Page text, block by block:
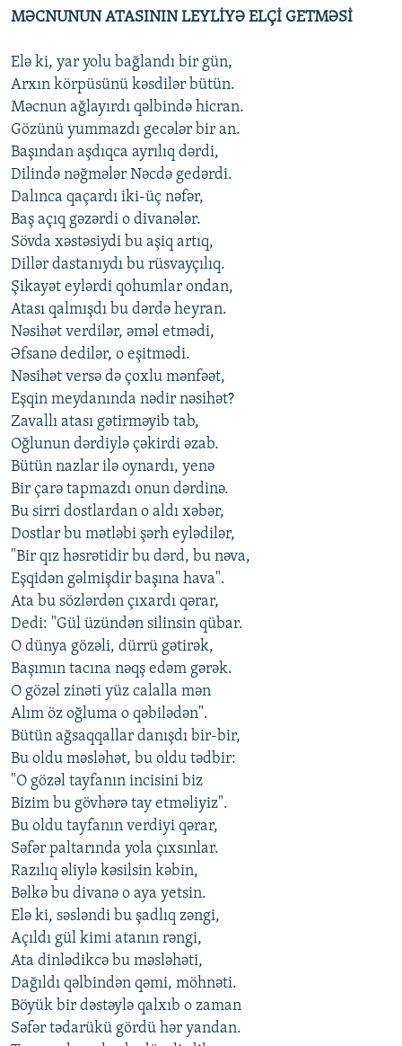
XƏBƏR BÜLLETENLƏRIMIZ
MƏCNUNUN ATASININ LEYLİYƏ ELÇİ GETMƏSİ
Elə ki, yar yolu bağlandı bir gün,
Arxın körpüsünü kəsdilər bütün.
Məcnun ağlayırdı qəlbində hicran.
Gözünü yummazdı gecələr bir an.
Başından aşdıqca ayrılıq dərdi,
Dilində nəğmələr Nəcdə gedərdi.
Dalınca qaçardı iki-üç nəfər,
Baş açıq gəzərdi o divanələr.
Sövda xəstəsiydi bu aşiq artıq,
Dillər dastanıydı bu rüsvayçılıq.
Şikayət eylərdi qohumlar ondan,
Atası qalmışdı bu dərdə heyran.
Nəsihət verdilər, əməl etmədi,
Əfsanə dedilər, o eşitmədi.
Nəsihət versə də çoxlu mənfəət,
Eşqin meydanında nədir nəsihət?
Zavallı atası gətirməyib tab,
Oğlunun dərdiylə çəkirdi əzab.
Bütün nazlar ilə oynardı, yenə
Bir çarə tapmazdı onun dərdinə.
Bu sirri dostlardan o aldı xəbər,
Dostlar bu mətləbi şərh eylədilər,
"Bir qız həsrətidir bu dərd, bu nəva,
Eşqidən gəlmişdir başına hava".
Ata bu sözlərdən çıxardı qərar,
Dedi: "Gül üzündən silinsin qübar.
O dünya gözəli, dürrü gətirək,
Başımın tacına nəqş edəm gərək.
O gözəl zinəti yüz calalla mən
Alım öz oğluma o qəbilədən".
Bütün ağsaqqallar danışdı bir-bir,
Bu oldu məsləhət, bu oldu tədbir:
"O gözəl tayfanın incisini biz
Bizim bu gövhərə tay etməliyiz".
Bu oldu tayfanın verdiyi qərar,
Səfər paltarında yola çıxsınlar.
Razılıq əliylə kəsilsin kəbin,
Bəlkə bu divanə o aya yetsin.
Elə ki, səsləndi bu şadlıq zəngi,
Açıldı gül kimi atanın rəngi,
Ata dinlədikcə bu məsləhəti,
Dağıldı qəlbindən qəmi, möhnəti.
Böyük bir dəstəylə qalxıb o zaman
Səfər tədarükü gördü hər yandan.